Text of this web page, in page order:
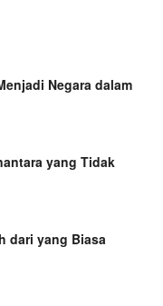
Negara dalam
yang Tidak
dari yang Biasa